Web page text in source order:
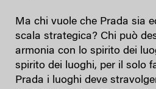
Ma chi vuole che Prada sia
scala strategica? Chi può
armonia con lo spirito dei
spirito dei luoghi, per il solo
Prada i luoghi deve